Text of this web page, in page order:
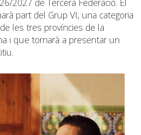
part del Grup VI, una categoria
les tres províncies de la
i que tornarà a presentar un